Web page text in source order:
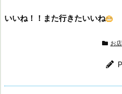
いいね！！また行きたいいね
お